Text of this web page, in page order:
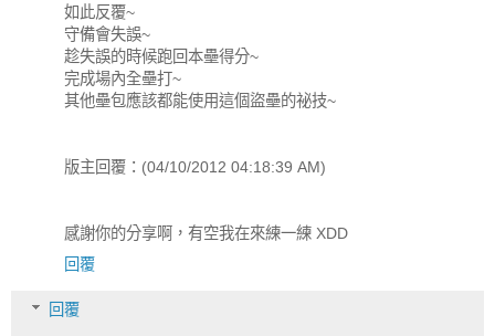
如此反覆~
守備會失誤~
趁失誤的時候跑回本壘得分~
完成場內全壘打~
其他壘包應該都能使用這個盜壘的祕技~
版主回覆：(04/10/2012 04:18:39 AM)
感謝你的分享啊，有空我在來練一練 XDD
回覆
回覆